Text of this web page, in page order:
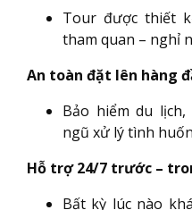
Tour được thiết
tham quan – nghỉ
An toàn đặt lên hàng
Bảo hiểm du
ngũ xử lý tình
Hỗ trợ 24/7 trước –
Bất kỳ lúc nào